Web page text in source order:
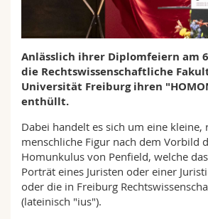
Math.-Nat. und Med. Fak.
Mitarbeitende
Vorlesungsverzeichnis
MyUnifr
Anlässlich ihrer Diplomfeiern am
die Rechtswissenschaftliche
Universität Freiburg ihren
enthüllt.
Dabei handelt es sich um eine
menschliche Figur nach dem Vorbild
Homunkulus von Penfield, welche
Porträt eines Juristen oder einer
oder die in Freiburg
(lateinisch "ius").